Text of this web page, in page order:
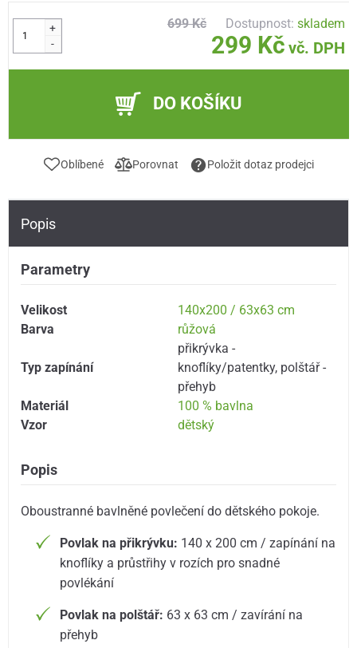
+
-
699 Kč Dostupnost:skladem
299 Kč vč. DPH
DO KOŠÍKU
Oblíbené Porovnat Položit dotaz prodejci
Popis
Parametry
Velikost
140x200 / 63x63 cm
Barva
růžová
Typ zapínání
přikrývka -
knoflíky/patentky, polštář -
přehyb
Materiál
100 % bavlna
Vzor
dětský
Popis
Oboustranné bavlněné povlečení do dětského pokoje.
Povlak na přikrývku: 140 x 200 cm / zapínání na
knoflíky a průstřihy v rozích pro snadné
povlékání
Povlak na polštář: 63 x 63 cm / zavírání na
přehyb